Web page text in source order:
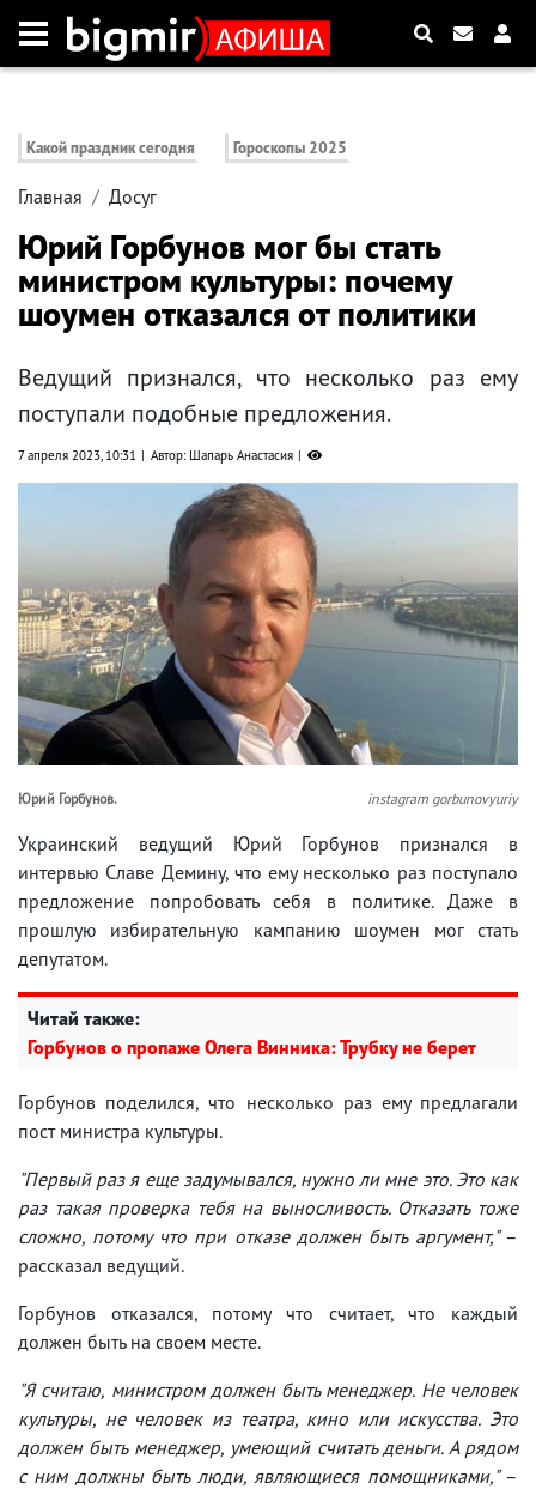
Какой праздник сегодня Гороскопы 2025
Главная Досуг
Юрий Горбунов мог бы стать
министром культуры: почему
шоумен отказался от политики
Ведущий признался, что несколько раз ему
поступали подобные предложения.
7 апреля 2023, 10:31 Автор: Шапарь Анастасия
Юрий Горбунов. instagram gorbunovyuriy
Украинский ведущий Юрий Горбунов признался в
интервью Славе Демину, что ему несколько раз поступало
предложение попробовать себя в политике. Даже в
прошлую избирательную кампанию шоумен мог стать
депутатом.
Читай также:
Горбунов о пропаже Олега Винника: Трубку не берет
Горбунов поделился, что несколько раз ему предлагали
пост министра культуры.
"Первый раз я еще задумывался, нужно ли мне это. Это как
раз такая проверка тебя на выносливость. Отказать тоже
сложно, потому что при отказе должен быть аргумент,"–
рассказал ведущий.
Горбунов отказался, потому что считает, что каждый
должен быть на своем месте.
"Я считаю, министром должен быть менеджер. Не человек
культуры, не человек из театра, кино или искусства. Это
должен быть менеджер, умеющий считать деньги. А рядом
с ним должны быть люди, являющиеся помощниками,"–